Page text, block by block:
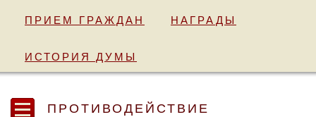
ПРИЕМ ГРАЖДАН НАГРАДЫ
ИСТОРИЯ ДУМЫ
ПРОТИВОДЕЙСТВИЕ